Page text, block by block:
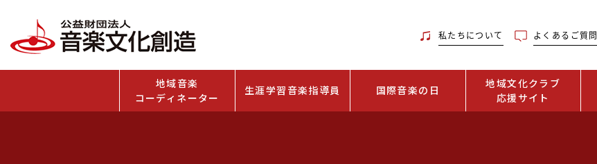
私たちについて よくあるご質問
地域音楽
コーディネーター
生涯学習音楽指導員 国際音楽の日
地域文化クラブ
応援サイト